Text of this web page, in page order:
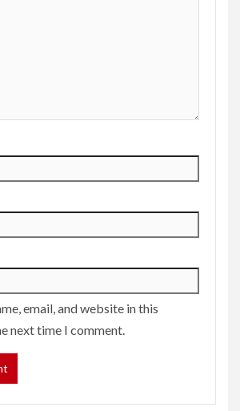
email, and website in this
next time I comment.